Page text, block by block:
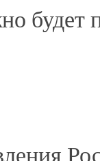
будет